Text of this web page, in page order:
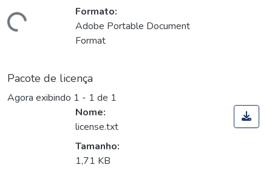
Carregando...
Formato:
Adobe Portable Document
Format
Pacote de licença
Agora exibindo 1 - 1 de 1
Nome:
license.txt
Tamanho:
1,71 KB